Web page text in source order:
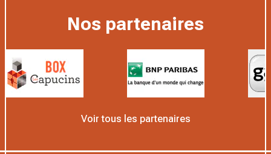
Nos partenaires
Voir tous les partenaires